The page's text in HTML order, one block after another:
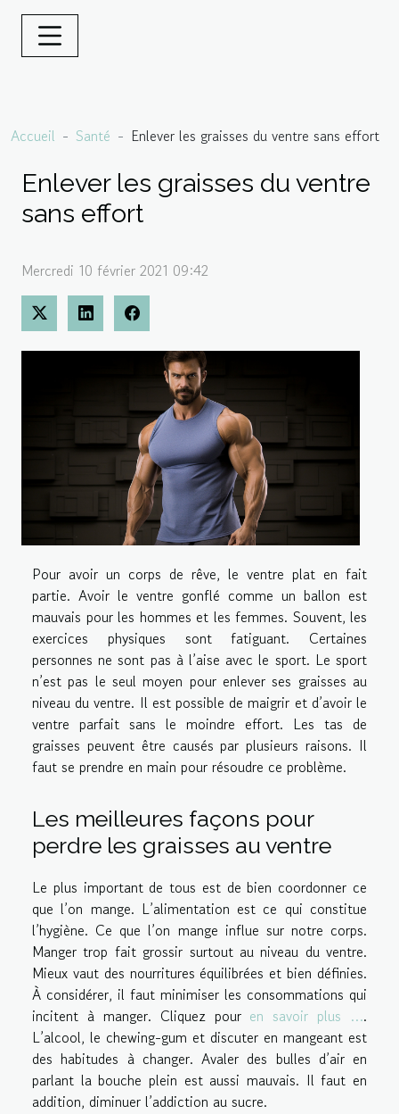
Accueil Santé Enlever les graisses du ventre sans effort
Enlever les graisses du ventre
sans effort
Mercredi 10 février 2021 09:42
Pour avoir un corps de rêve, le ventre plat en fait
partie. Avoir le ventre gonflé comme un ballon est
mauvais pour les hommes et les femmes. Souvent, les
exercices physiques sont fatiguant. Certaines
personnes ne sont pas à l’aise avec le sport. Le sport
n’est pas le seul moyen pour enlever ses graisses au
niveau du ventre. Il est possible de maigrir et d’avoir le
ventre parfait sans le moindre effort. Les tas de
graisses peuvent être causés par plusieurs raisons. Il
faut se prendre en main pour résoudre ce problème.
Les meilleures façons pour
perdre les graisses au ventre
Le plus important de tous est de bien coordonner ce
que l’on mange. L’alimentation est ce qui constitue
l’hygiène. Ce que l’on mange influe sur notre corps.
Manger trop fait grossir surtout au niveau du ventre.
Mieux vaut des nourritures équilibrées et bien définies.
À considérer, il faut minimiser les consommations qui
incitent à manger. Cliquez pour en savoir plus ….
L’alcool, le chewing-gum et discuter en mangeant est
des habitudes à changer. Avaler des bulles d’air en
parlant la bouche plein est aussi mauvais. Il faut en
addition, diminuer l’addiction au sucre.